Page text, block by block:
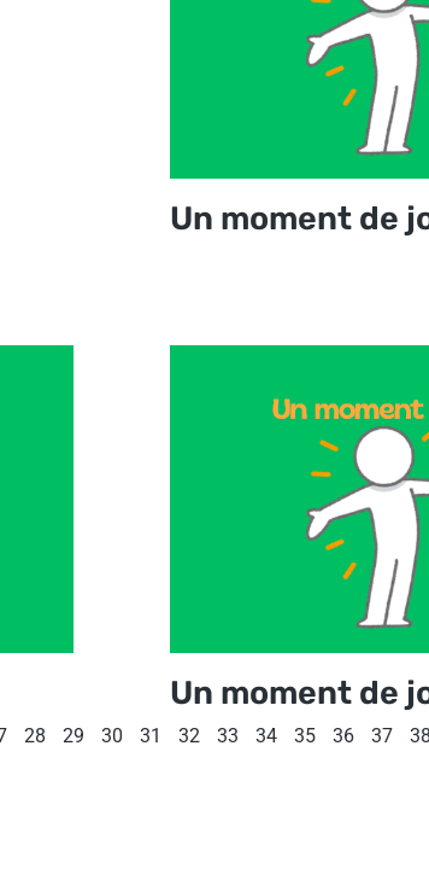
Un moment de
Un moment de
28 29 30 31 32 33 34 35 36 37 38